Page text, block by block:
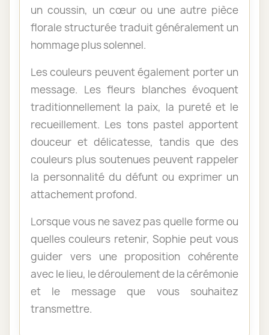
un coussin, un cœur ou une autre pièce
florale structurée traduit généralement un
hommage plus solennel.
Les couleurs peuvent également porter un
message. Les fleurs blanches évoquent
traditionnellement la paix, la pureté et le
recueillement. Les tons pastel apportent
douceur et délicatesse, tandis que des
couleurs plus soutenues peuvent rappeler
la personnalité du défunt ou exprimer un
attachement profond.
Lorsque vous ne savez pas quelle forme ou
quelles couleurs retenir, Sophie peut vous
guider vers une proposition cohérente
avec le lieu, le déroulement de la cérémonie
et le message que vous souhaitez
transmettre.